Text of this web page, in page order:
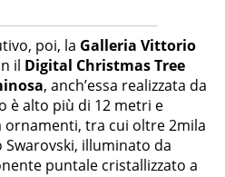
poi, la Galleria Vittorio
il Digital Christmas Tree
, anch’essa realizzata da
è alto più di 12 metri e
ornamenti, tra cui oltre 2mila
illuminato da
puntale cristallizzato a